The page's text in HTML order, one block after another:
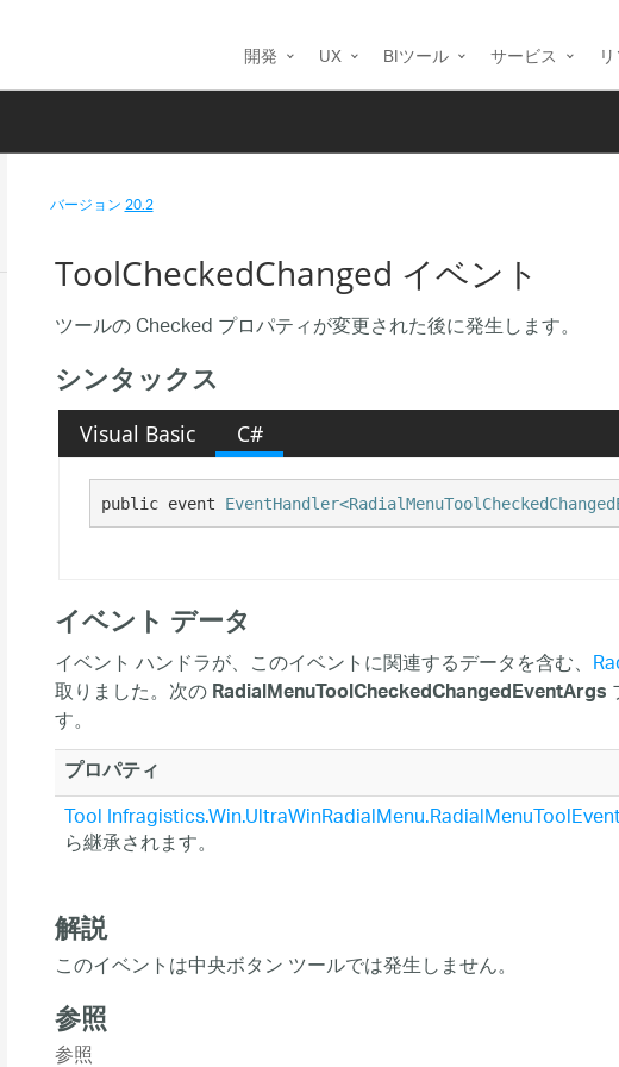
開発 UX BIツール サービス
バージョン20.2
ToolCheckedChanged イベント
ツールの Checked プロパティが変更された後に発生します。
シンタックス
Visual Basic C#
public event
イベント データ
イベント ハンドラが、このイベントに関連するデータを含む、
取りました。次のRadialMenuToolCheckedChangedEventArgs
す。
プロパティ
Tool
ら継承されます。
解説
このイベントは中央ボタン ツールでは発生しません。
参照
参照